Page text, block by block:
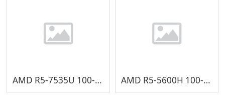
AMD R5-7535U 100-000000992 AMD R5-5600H 100-000000296